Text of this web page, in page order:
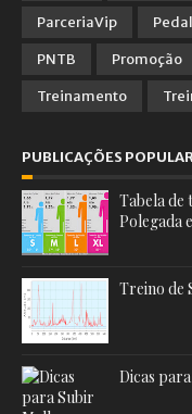
ParceriaVip
PNTB
Promoção
Treinamento
PUBLICAÇÕES
Tabela de
Polegada
Treino de
Dicas